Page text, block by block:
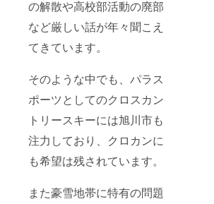
の解散や高校部活動の廃部
など厳しい話が年々聞こえ
てきています。
そのような中でも、パラス
ポーツとしてのクロスカン
トリースキーには旭川市も
注力しており、クロカンに
も希望は残されています。
また豪雪地帯に特有の問題